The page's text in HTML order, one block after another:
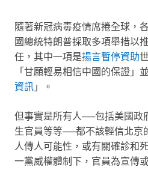
隨著新冠病毒疫情席捲全球，
國總統特朗普採取多項舉措以
任，其中一項是揚言暫停資助
「甘願輕易相信中國的保證」
資訊 」。
但事實是所有人──包括美國政
生官員等等──都不該輕信北京
人傳人可能性，或有關確診和
一黨威權體制下，官員為宣傳